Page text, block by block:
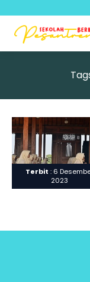
Terbit : 6
2023